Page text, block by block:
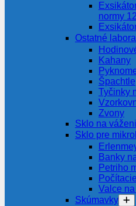
normy
Ostatné
Kahany
Špachtle
Tyčinky
Zvony
Sklo na
Sklo pre
Banky
Petriho
Valce
Skúmavky